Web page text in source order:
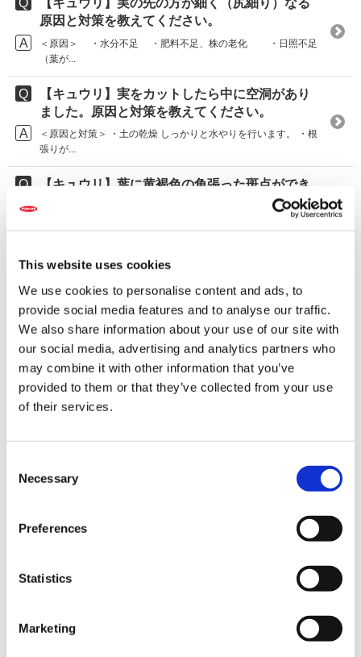
This website uses cookies
We use cookies to personalise content and ads, to
provide social media features and to analyse our traffic.
We also share information about your use of our site with
our social media, advertising and analytics partners who
may combine it with other information that you’ve
provided to them or that they’ve collected from your use
of their services.
Selection
Necessary
Preferences
Statistics
Marketing
【キュウリ】実の先の方が細く（尻細り）なる
原因と対策を教えてください。
＜原因＞ ・水分不足 ・肥料不足、株の老化 ・日照不足
（葉が...
【キュウリ】実をカットしたら中に空洞があり
ました。原因と対策を教えてください。
＜原因と対策＞ ・土の乾燥 しっかりと水やりを行います。 ・根
張りが...
【キュウリ】葉に黄褐色の角張った斑点ができ
【キュウリ】株がしおれてしまう原因と対策を
＜原因＞ ・病害虫（つる枯病、ネコブセンチュウ類など）
・水や...
【キュウリ】葉の表面に白い粉が付く病気の原
因と対策を教えてください。
うどんこ病と考えられます。 ＜原因＞ ・肥料切...
ださい。
＜原因＞ ・水分不足 ・肥料不足、株の老化 ・日照不足
（...
【キュウリ】雌花が咲いても実らない原因と対
策を教えてください。
日照不足 ...
す。つるの仕立て方を教えてください。